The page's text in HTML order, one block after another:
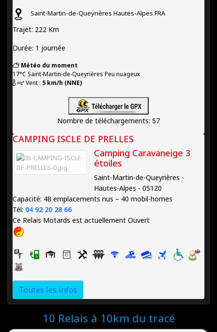
Saint-Martin-de-Queyrières Hautes-Alpes FRA
Trajet: 222 Km
Durée: 1 journée
Météo du moment
17°C Saint-Martin-de-Queyrières Peu nuageux
Vent : 5 km/h (NNE)
Nombre de téléchargements: 57
CAMPING ISCLE DE PRELLES
Camping Caravaneige 3
étoiles
Saint-Martin-de-Queyrières -
Hautes-Alpes - 05120
Capacité: 48 emplacements nus – 40 mobil-homes
Tél: 04 92 20 28 66
Ce Relais Motards est actuellement Ouvert
Toutes les infos
10 Relais à 10km du tracé